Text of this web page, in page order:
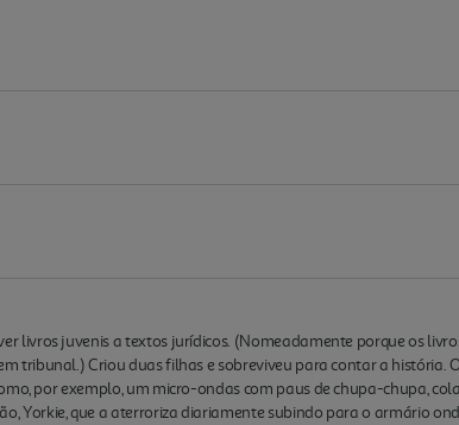
livros juvenis a textos jurídicos. (Nomeadamente porque os
tribunal.) Criou duas filhas e sobreviveu para contar a história.
por exemplo, um micro-ondas com paus de chupa-chupa,
Yorkie, que a aterroriza diariamente subindo para o armário